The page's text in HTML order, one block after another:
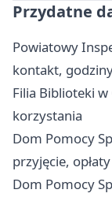
Przydatne
Powiatowy
kontakt,
Filia Biblioteki
korzystania
Dom Pomocy
przyjęcie,
Dom Pomocy